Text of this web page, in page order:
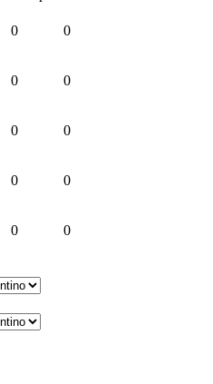
0 0
0 0
0 0
0 0
0 0